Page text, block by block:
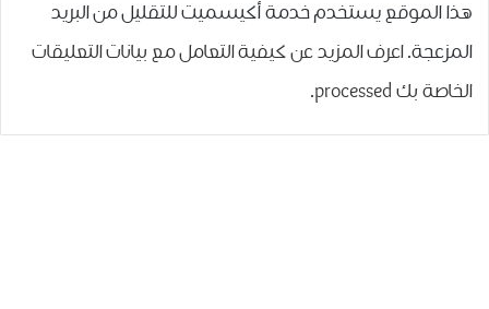
هذا الموقع يستخدم خدمة أكيسميت للتقليل من البريد
المزعجة.اعرف المزيد عن كيفية التعامل مع بيانات التعليقات
الخاصة بك processed
.